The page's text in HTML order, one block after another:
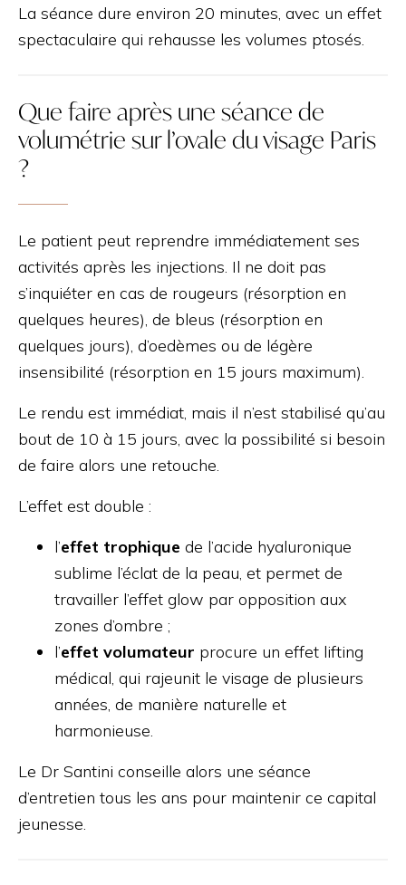
La séance dure environ 20 minutes, avec un effet
spectaculaire qui rehausse les volumes ptosés.
Que faire après une séance de
volumétrie sur l’ovale du visage Paris
?
Le patient peut reprendre immédiatement ses
activités après les injections. Il ne doit pas
s’inquiéter en cas de rougeurs (résorption en
quelques heures), de bleus (résorption en
quelques jours), d’oedèmes ou de légère
insensibilité (résorption en 15 jours maximum).
Le rendu est immédiat, mais il n’est stabilisé qu’au
bout de 10 à 15 jours, avec la possibilité si besoin
de faire alors une retouche.
L’effet est double :
l’effet trophique de l’acide hyaluronique
sublime l’éclat de la peau, et permet de
travailler l’effet glow par opposition aux
zones d’ombre ;
l’effet volumateur procure un effet lifting
médical, qui rajeunit le visage de plusieurs
années, de manière naturelle et
harmonieuse.
Le Dr Santini conseille alors une séance
d’entretien tous les ans pour maintenir ce capital
jeunesse.